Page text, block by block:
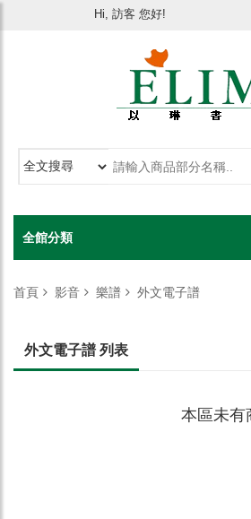
Hi, 訪客 您好!
全館分類
首頁 影音 樂譜 外文電子譜
外文電子譜 列表
本區未有